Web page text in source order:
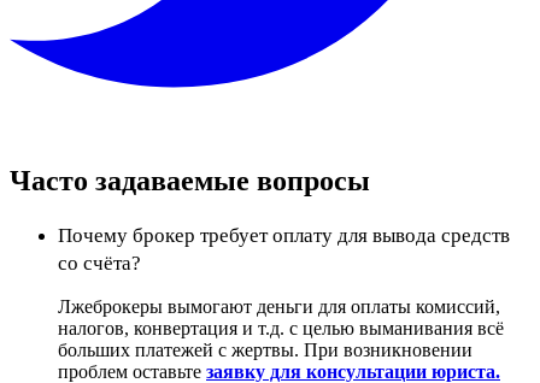
Часто задаваемые вопросы
Почему брокер требует оплату для вывода средств
со счёта?
Лжеброкеры вымогают деньги для оплаты комиссий,
налогов, конвертация и т.д. с целью выманивания всё
больших платежей с жертвы. При возникновении
проблем оставьте заявку для консультации юриста.